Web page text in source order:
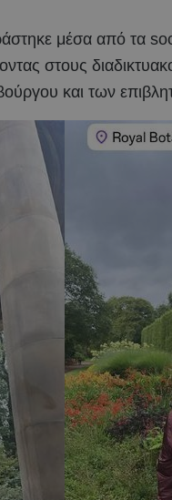
μέσα από τα
στους
και των